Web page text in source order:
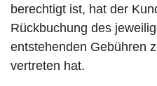
berechtigt ist, hat der
Rückbuchung des
entstehenden Gebühren
vertreten hat.